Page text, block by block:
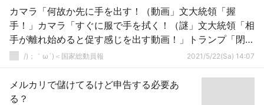
カマラ「何故か先に手を出す！（動画」文大統領「握
手！」カマラ「すぐに服で手を拭く！（謎」文大統領「相
手が離れ始めると促す感じを出す動画！」トランプ「閉め
出す！」→
/)；｀ω´)＜国家総動員報 2021/5/22(Sa) 14:07
メルカリで儲けてるけど申告する必要あ
る？